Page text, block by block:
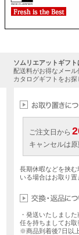
ソムリエアットギフ
配送料がお得なメー
カタログギフトをお
ご注文日から
キャンセルは
長期休暇などを挟
いる場合はお取り
・発送いたしまし
任を持ちましてお
※商品到着後7日以